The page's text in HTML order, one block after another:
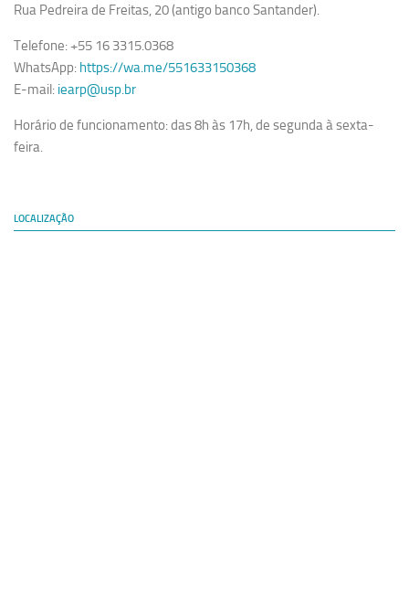
Rua Pedreira de Freitas, 20 (antigo banco Santander).
Telefone: +55 16 3315.0368
WhatsApp: https://wa.me/551633150368
E-mail: iearp@usp.br
Horário de funcionamento: das 8h às 17h, de segunda à sexta-
feira.
LOCALIZAÇÃO